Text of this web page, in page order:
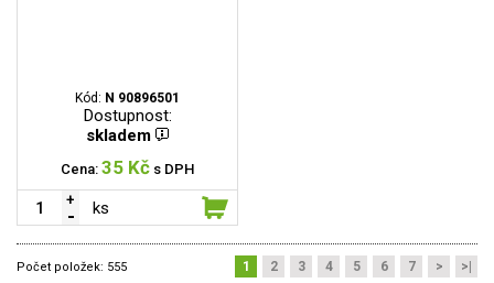
Kód: N 90896501
Dostupnost:
skladem
Cena: 35 Kč s DPH
ks
Počet položek: 555 1 2 3 4 5 6 7 > >|